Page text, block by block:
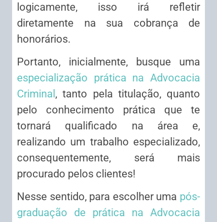
logicamente, isso irá refletir
diretamente na sua cobrança de
honorários.
Portanto, inicialmente, busque uma
especialização prática na Advocacia
Criminal , tanto pela titulação, quanto
pelo conhecimento prática que te
tornará qualificado na área e,
realizando um trabalho especializado,
consequentemente, será mais
procurado pelos clientes!
Nesse sentido, para escolher uma pós-
graduação de prática na Advocacia